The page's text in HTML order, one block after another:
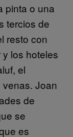
pinta o una
tercios de
resto con
los hoteles
el
venas. Joan
de
se
es